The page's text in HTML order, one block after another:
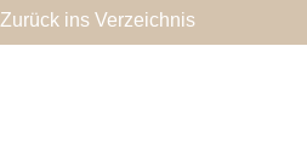
Zurück ins Verzeichnis